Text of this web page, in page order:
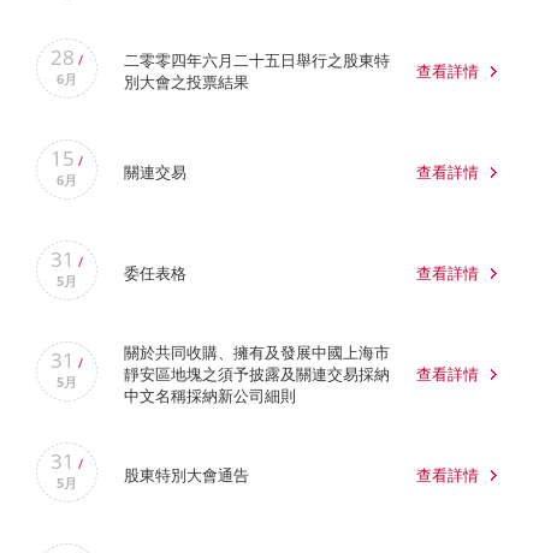
28 /
6月
二零零四年六月二十五日舉行之股東特
別大會之投票結果
查看詳情
15 /
6月
關連交易 查看詳情
31 /
5月
委任表格 查看詳情
31 /
5月
關於共同收購、擁有及發展中國上海市
靜安區地塊之須予披露及關連交易採納
中文名稱採納新公司細則
查看詳情
31 /
5月
股東特別大會通告 查看詳情